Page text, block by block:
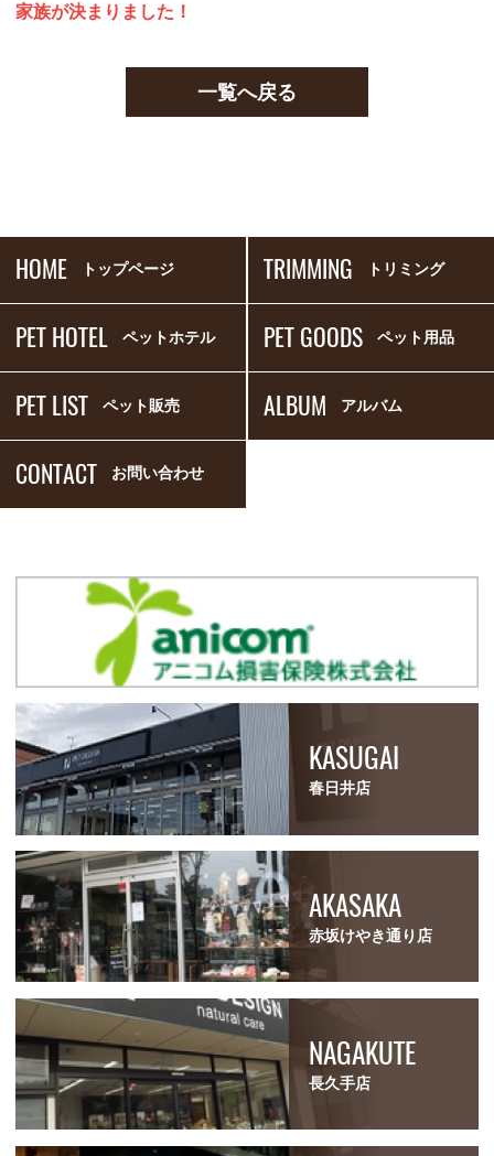
家族が決まりました！
一覧へ戻る
HOME トップページ TRIMMING トリミング
PET HOTEL ペットホテル PET GOODS ペット用品
PET LIST ペット販売 ALBUM アルバム
CONTACT お問い合わせ
KASUGAI
春日井店
AKASAKA
赤坂けやき通り店
NAGAKUTE
長久手店